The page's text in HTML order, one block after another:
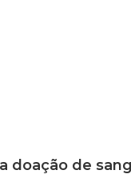
doação de